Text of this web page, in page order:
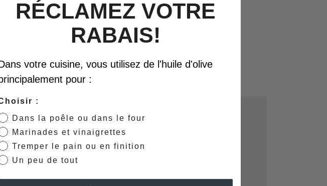
RÉCLAMEZ VOTRE
RABAIS!
votre cuisine, vous utilisez de l'huile d'olive
pour :
:
Dans la poêle ou dans le four
Marinades et vinaigrettes
Tremper le pain ou en finition
Un peu de tout